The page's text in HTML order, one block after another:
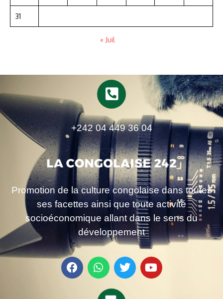
31
« Juil
+242 04 449 36 04
Promotion de la culture congolaise dans toutes
ses facettes ainsi que toute activité
socioéconomique allant dans le sens du
développement